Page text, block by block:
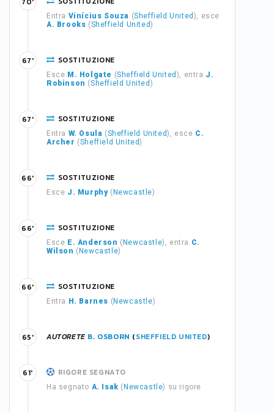
Entra Vinícius Souza (Sheffield United ), esce
A. Brooks (Sheffield United)
SOSTITUZIONE
Esce M. Holgate (Sheffield United ), entra J.
Robinson (Sheffield United )
67'
SOSTITUZIONE
Entra W. Osula (Sheffield United), esce C.
Archer (Sheffield United)
67'
SOSTITUZIONE
Esce J. Murphy( Newcastle)
66'
SOSTITUZIONE
Esce E. Anderson ( Newcastle), entra C.
Wilson ( Newcastle)
66'
SOSTITUZIONE
Entra H. Barnes ( Newcastle)
66'
AUTORETE B. OSBORN (SHEFFIELD UNITED)
65'
RIGORE SEGNATO
Ha segnato A. Isak ( Newcastle) su rigore
61'